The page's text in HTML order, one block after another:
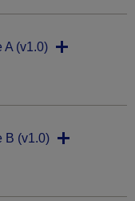
A (v1.0)
B (v1.0)